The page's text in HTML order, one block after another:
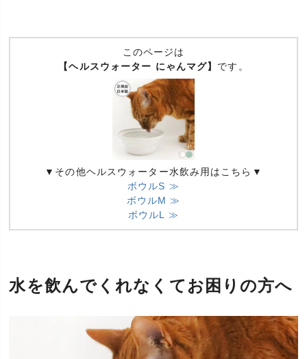
このページは
【ヘルスウォーター にゃんマグ】 です。
▼その他ヘルスウォーター水飲み用はこちら▼
ボウルS ≫
ボウルM ≫
ボウルL ≫
水を飲んでくれなくてお困りの方へ